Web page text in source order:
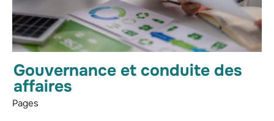
Gouvernance et conduite des
affaires
Pages